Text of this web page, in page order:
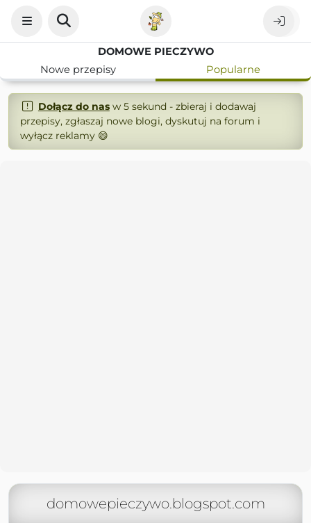
DOMOWE PIECZYWO
Nowe przepisy
Popularne
Dołącz do nasw 5 sekund - zbieraj i dodawaj
przepisy, zgłaszaj nowe blogi, dyskutuj na forum i
wyłącz reklamy 😄
domowepieczywo.blogspot.com